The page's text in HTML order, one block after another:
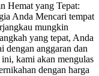
Hemat yang Tepat:
Anda Mencari tempat
mungkin
yang tepat, Anda
dengan anggaran dan
kami akan mengulas
dengan harga